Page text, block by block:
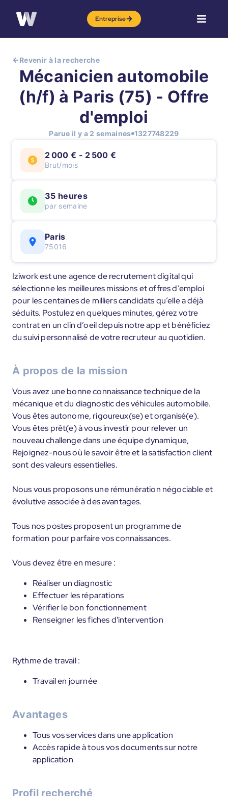
Entreprise
Revenir à la recherche
Mécanicien automobile
(h/f) à Paris (75) - Offre
d'emploi
Parue il y a 2 semaines 1327748229
2 000 € - 2 500 €
Brut/mois
35 heures
par semaine
Paris
75016
Iziwork est une agence de recrutement digital qui
sélectionne les meilleures missions et offres d’emploi
pour les centaines de milliers candidats qu’elle a déjà
séduits. Postulez en quelques minutes, gérez votre
contrat en un clin d’oeil depuis notre app et bénéficiez
du suivi personnalisé de votre recruteur au quotidien.
À propos de la mission
Vous avez une bonne connaissance technique de la
mécanique et du diagnostic des véhicules automobile.
Vous êtes autonome, rigoureux(se) et organisé(e).
Vous êtes prêt(e) à vous investir pour relever un
nouveau challenge dans une équipe dynamique,
Rejoignez-nous où le savoir être et la satisfaction client
sont des valeurs essentielles.
Nous vous proposons une rémunération négociable et
évolutive associée à des avantages.
Tous nos postes proposent un programme de
formation pour parfaire vos connaissances.
Vous devez être en mesure :
Réaliser un diagnostic
Effectuer les réparations
Vérifier le bon fonctionnement
Renseigner les fiches d'intervention
Rythme de travail :
Travail en journée
Avantages
Tous vos services dans une application
Accès rapide à tous vos documents sur notre
application
Profil recherché